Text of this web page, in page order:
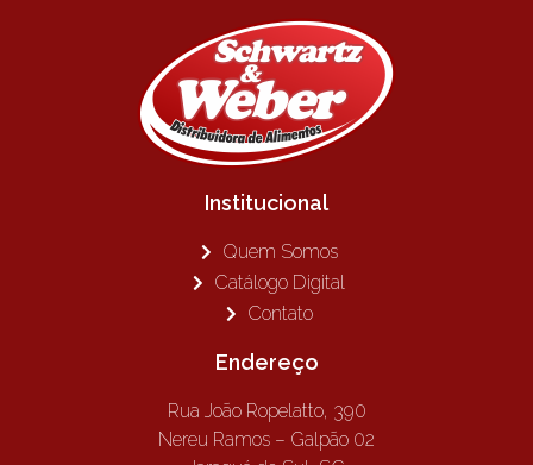
Institucional
Quem Somos
Catálogo Digital
Contato
Endereço
Rua João Ropelatto, 390
Nereu Ramos – Galpão 02